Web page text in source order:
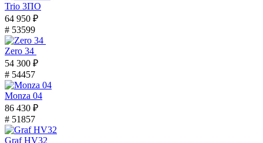
Trio 3ПО
64 950 ₽
# 53599
Zero 34
54 300 ₽
# 54457
Monza 04
86 430 ₽
# 51857
Graf HV32